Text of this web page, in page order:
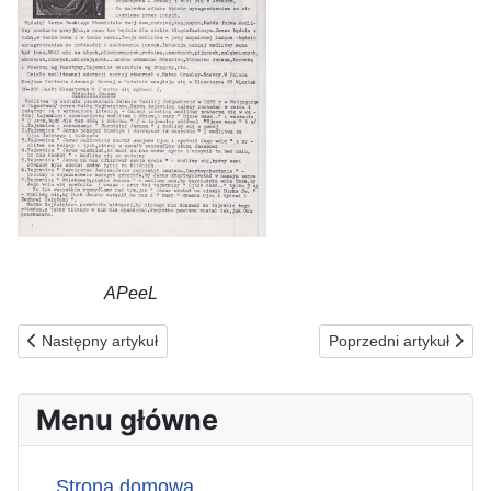
APeeL
Poprzednia strona: 03.04.1991(ś) Moim posłannictwem jest
Następny artykuł Następna strona:
Poprzedni artykuł
Menu główne